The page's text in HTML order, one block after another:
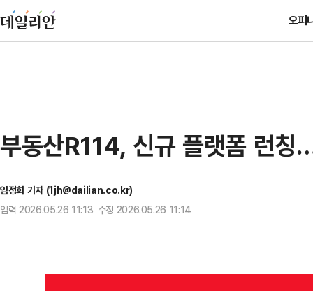
오피
부동산R114, 신규 플랫폼 런칭
임정희 기자 (1jh@dailian.co.kr)
입력 2026.05.26 11:13 수정 2026.05.26 11:14